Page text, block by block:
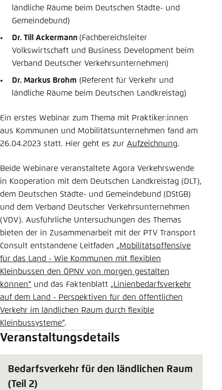
ländliche Räume beim Deutschen Städte- und
Gemeindebund)
Dr. Till Ackermann (Fachbereichsleiter
Volkswirtschaft und Business Development beim
Verband Deutscher Verkehrsunternehmen)
Dr. Markus Brohm (Referent für Verkehr und
ländliche Räume beim Deutschen Landkreistag)
Ein erstes Webinar zum Thema mit Praktiker:innen
aus Kommunen und Mobilitätsunternehmen fand am
26.04.2023 statt. Hier geht es zur Aufzeichnung.
Beide Webinare veranstaltete Agora Verkehrswende
in Kooperation mit dem Deutschen Landkreistag (DLT),
dem Deutschen Städte- und Gemeindebund (DStGB)
und dem Verband Deutscher Verkehrsunternehmen
(VDV). Ausführliche Untersuchungen des Themas
bieten der in Zusammenarbeit mit der PTV Transport
Consult entstandene Leitfaden „Mobilitätsoffensive
für das Land - Wie Kommunen mit flexiblen
Kleinbussen den ÖPNV von morgen gestalten
können“ und das Faktenblatt „Linienbedarfsverkehr
auf dem Land - Perspektiven für den öffentlichen
Verkehr im ländlichen Raum durch flexible
Kleinbussysteme“.
Veranstaltungsdetails
Bedarfsverkehr für den ländlichen Raum
(Teil 2)